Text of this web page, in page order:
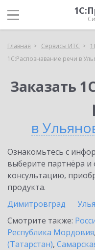
Главная Сервисы ИТС
1С:Распознавание речи в
Заказать
в
Ознакомьтесь с
выберите партнёра и
консультацию,
продукта.
Димитровград
Смотрите также:
Республика Мордовия,
(Татарстан),